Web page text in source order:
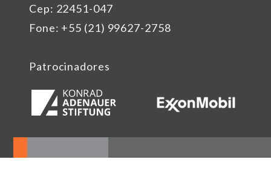
Cep: 22451-047
Fone: +55 (21) 99627-2758
Patrocinadores